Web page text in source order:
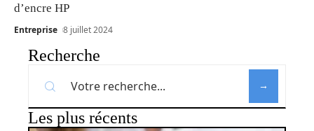
d’encre HP
Entreprise 8 juillet 2024
Recherche
Les plus récents